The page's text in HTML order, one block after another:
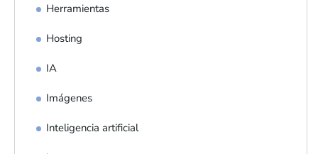
Herramientas
Hosting
IA
Imágenes
Inteligencia artificial